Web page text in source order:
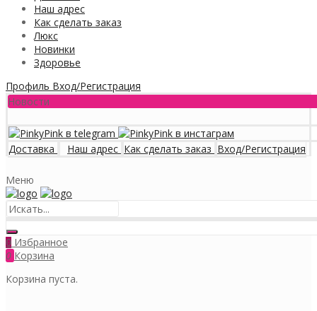
Наш адрес
Как сделать заказ
Люкс
Новинки
Здоровье
Профиль Вход/Регистрация
Новости
Доставка Наш адрес Как сделать заказ Вход/Регистрация
Меню
0 Избранное
0 Корзина
Корзина пуста.